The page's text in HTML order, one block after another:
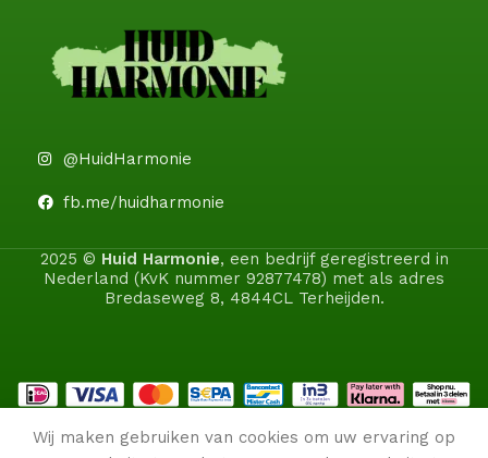
@HuidHarmonie
fb.me/huidharmonie
2025 © Huid Harmonie, een bedrijf geregistreerd in
Nederland (KvK nummer 92877478) met als adres
Bredaseweg 8, 4844CL Terheijden.
Wij maken gebruiken van cookies om uw ervaring op